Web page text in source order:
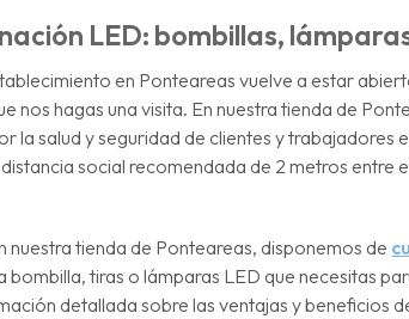
LED: bombillas,
en Ponteareas vuelve a estar
nos hagas una visita. En nuestra tienda de
la salud y seguridad de clientes y
social recomendada de 2 metros entre
nuestra tienda de Ponteareas, disponemos de
bombilla, tiras o lámparas LED que necesitas
detallada sobre las ventajas y beneficios